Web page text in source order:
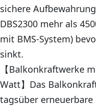
sichere
DBS2300 mehr als
mit BMS-System)
sinkt.
【Balkonkraftwerke
Watt】Das
tagsüber